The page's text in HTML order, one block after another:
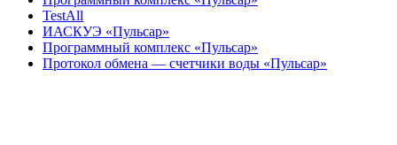
TestAll
ИАСКУЭ «Пульсар»
Программный комплекс «Пульсар»
Протокол обмена — счетчики воды «Пульсар»